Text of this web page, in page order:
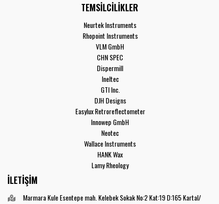
TEMSİLCİLİKLER
Neurtek Instruments
Rhopoint Instruments
VLM GmbH
CHN SPEC
Dispermill
Ineltec
GTI Inc.
DJH Designs
Easylux Retroreflectometer
Innowep GmbH
Neotec
Wallace Instruments
HANK Wax
Lamy Rheology
İLETİŞİM
Marmara Kule Esentepe mah. Kelebek Sokak No:2 Kat:19 D:165 Kartal/